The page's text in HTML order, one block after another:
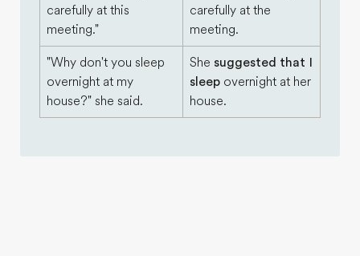
carefully at this
meeting."
carefully at the
meeting.
"Why don't you sleep
overnight at my
house?" she said.
She suggested that I
sleep overnight at her
house.